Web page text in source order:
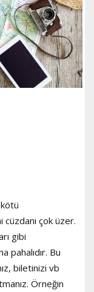
cüzdanı çok üzer.
gibi
pahalıdır. Bu
biletinizi vb
Örneğin